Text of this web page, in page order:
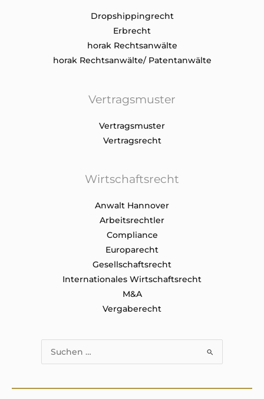
Dropshippingrecht
Erbrecht
horak Rechtsanwälte
horak Rechtsanwälte/ Patentanwälte
Vertragsmuster
Vertragsmuster
Vertragsrecht
Wirtschaftsrecht
Anwalt Hannover
Arbeitsrechtler
Compliance
Europarecht
Gesellschaftsrecht
Internationales Wirtschaftsrecht
M&A
Vergaberecht